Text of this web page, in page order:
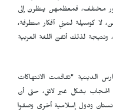
مختلف، فمعظمهن ينظرن إلى
لا كوسيلة لتبني أفكار متطرفة،
ونتيجة لذلك أتقنّ اللغة العربية
الدينية "تفاقمت الانتهاكات
الحجاب بشكل غير لائق، حتى أن
ودول إسلامية أخرى وصفوا